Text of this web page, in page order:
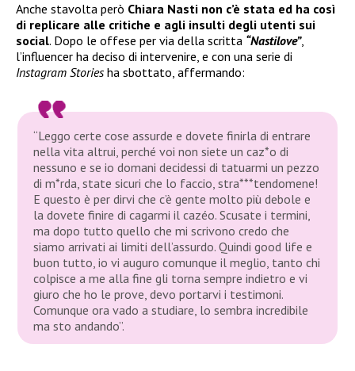
Anche stavolta però Chiara Nasti non c’è stata ed ha così
di replicare alle critiche e agli insulti degli utenti sui
social. Dopo le offese per via della scritta “Nastilove”,
l’influencer ha deciso di intervenire, e con una serie di
Instagram Storiesha sbottato, affermando:
“Leggo certe cose assurde e dovete finirla di entrare
nella vita altrui, perché voi non siete un caz*o di
nessuno e se io domani decidessi di tatuarmi un pezzo
di m*rda, state sicuri che lo faccio, stra***tendomene!
E questo è per dirvi che c’è gente molto più debole e
la dovete finire di cagarmi il cazéo. Scusate i termini,
ma dopo tutto quello che mi scrivono credo che
siamo arrivati ai limiti dell’assurdo. Quindi good life e
buon tutto, io vi auguro comunque il meglio, tanto chi
colpisce a me alla fine gli torna sempre indietro e vi
giuro che ho le prove, devo portarvi i testimoni.
Comunque ora vado a studiare, lo sembra incredibile
ma sto andando”.